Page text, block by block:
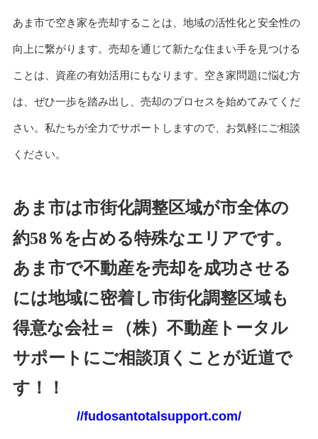
あま市で空き家を売却することは、地域の活性化と安全性の
向上に繋がります。売却を通じて新たな住まい手を見つける
ことは、資産の有効活用にもなります。空き家問題に悩む方
は、ぜひ一歩を踏み出し、売却のプロセスを始めてみてくだ
さい。私たちが全力でサポートしますので、お気軽にご相談
ください。
あま市は市街化調整区域が市全体の
約58％を占める特殊なエリアです。
あま市で不動産を売却を成功させる
には地域に密着し市街化調整区域も
得意な会社＝（株）不動産トータル
サポートにご相談頂くことが近道で
す！！
//fudosantotalsupport.com/